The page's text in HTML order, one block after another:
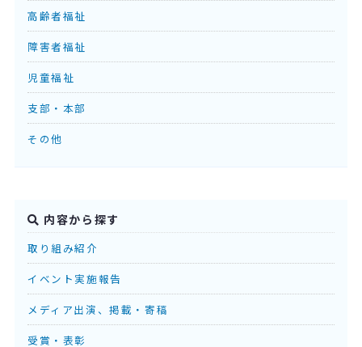
高齢者福祉
障害者福祉
児童福祉
支部・本部
その他
内容から探す
取り組み紹介
イベント実施報告
メディア出演、掲載・寄稿
受賞・表彰